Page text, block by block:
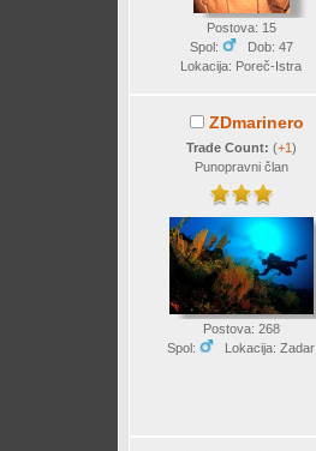
Postova: 15
Spol:
Dob: 47
Lokacija: Poreč-Istra
ZDmarinero
Trade Count: (+1)
Punopravni član
Postova: 268
Spol:
Lokacija: Zadar